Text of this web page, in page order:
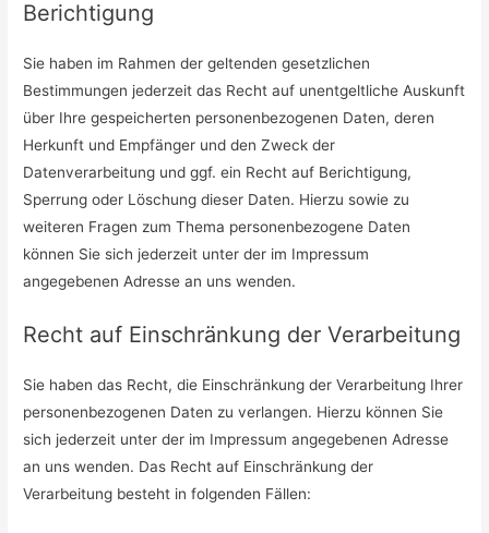
Berichtigung
Sie haben im Rahmen der geltenden gesetzlichen
Bestimmungen jederzeit das Recht auf unentgeltliche Auskunft
über Ihre gespeicherten personenbezogenen Daten, deren
Herkunft und Empfänger und den Zweck der
Datenverarbeitung und ggf. ein Recht auf Berichtigung,
Sperrung oder Löschung dieser Daten. Hierzu sowie zu
weiteren Fragen zum Thema personenbezogene Daten
können Sie sich jederzeit unter der im Impressum
angegebenen Adresse an uns wenden.
Recht auf Einschränkung der Verarbeitung
Sie haben das Recht, die Einschränkung der Verarbeitung Ihrer
personenbezogenen Daten zu verlangen. Hierzu können Sie
sich jederzeit unter der im Impressum angegebenen Adresse
an uns wenden. Das Recht auf Einschränkung der
Verarbeitung besteht in folgenden Fällen: